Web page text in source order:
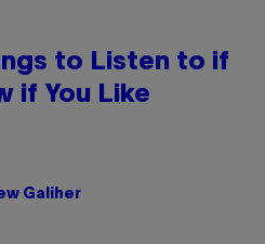
to Listen to if
if You Like
Galiher